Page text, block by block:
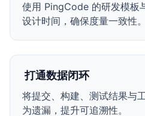
使用 PingCode 的研发模板
设计时间，确保度量一致性。
打通数据闭环
将提交、构建、测试结果与
为遗漏，提升可追溯性。